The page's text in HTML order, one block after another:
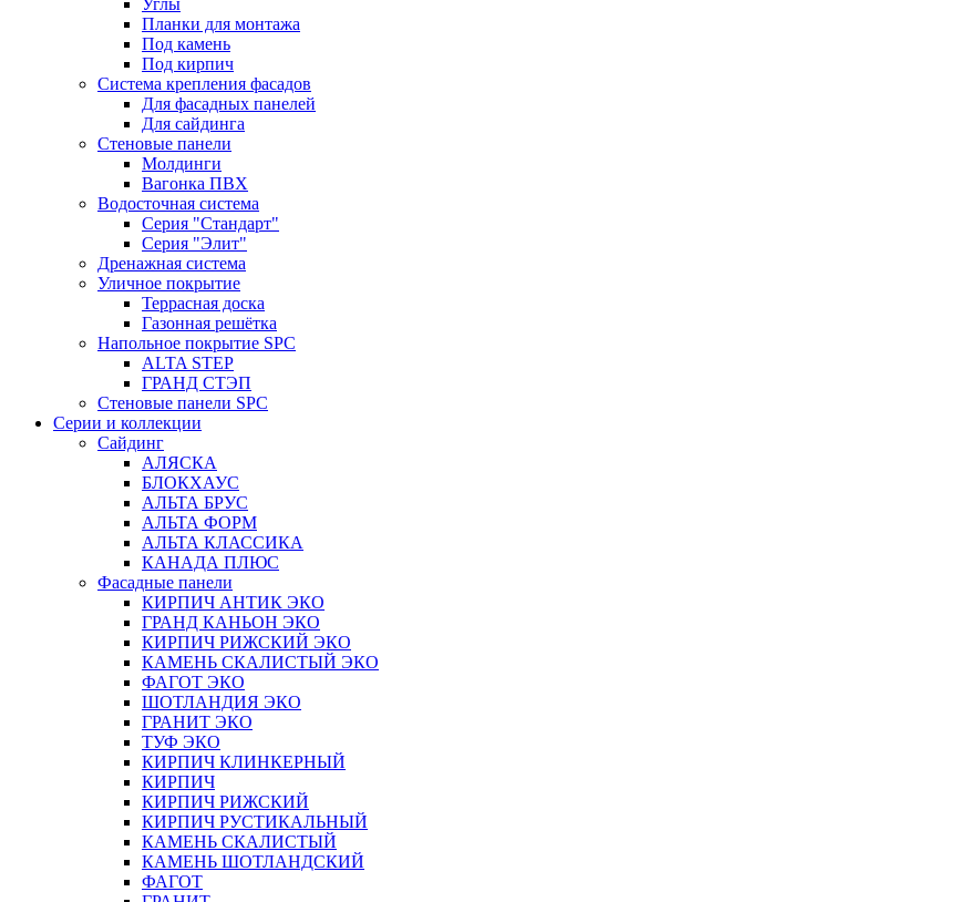
Углы
Планки для монтажа
Под камень
Под кирпич
Система крепления фасадов
Для фасадных панелей
Для сайдинга
Стеновые панели
Молдинги
Вагонка ПВХ
Водосточная система
Серия "Стандарт"
Серия "Элит"
Дренажная система
Уличное покрытие
Террасная доска
Газонная решётка
Напольное покрытие SPC
ALTA STEP
ГРАНД СТЭП
Стеновые панели SPC
Серии и коллекции
Сайдинг
АЛЯСКА
БЛОКХАУС
АЛЬТА БРУС
АЛЬТА ФОРМ
АЛЬТА КЛАССИКА
КАНАДА ПЛЮС
Фасадные панели
КИРПИЧ АНТИК ЭКО
ГРАНД КАНЬОН ЭКО
КИРПИЧ РИЖСКИЙ ЭКО
КАМЕНЬ СКАЛИСТЫЙ ЭКО
ФАГОТ ЭКО
ШОТЛАНДИЯ ЭКО
ГРАНИТ ЭКО
ТУФ ЭКО
КИРПИЧ КЛИНКЕРНЫЙ
КИРПИЧ
КИРПИЧ РИЖСКИЙ
КИРПИЧ РУСТИКАЛЬНЫЙ
КАМЕНЬ СКАЛИСТЫЙ
КАМЕНЬ ШОТЛАНДСКИЙ
ФАГОТ